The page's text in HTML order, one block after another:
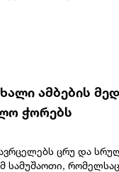
ამბების
ჭორებს
ცრუ და
სამუშაოთი, რომელსაც